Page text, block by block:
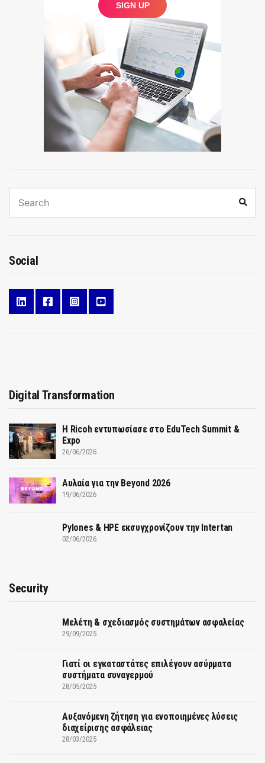
for:
Social
Digital Transformation
Η Ricoh εντυπωσίασε στο EduTech Summit &
Expo
26/06/2026
Αυλαία για την Beyond 2026
19/06/2026
Pylones & HPE εκσυγχρονίζουν την Intertan
02/06/2026
Security
Μελέτη & σχεδιασμός συστημάτων ασφαλείας
29/09/2025
Γιατί οι εγκαταστάτες επιλέγουν ασύρματα
συστήματα συναγερμού
28/05/2025
Αυξανόμενη ζήτηση για ενοποιημένες λύσεις
διαχείρισης ασφάλειας
28/03/2025